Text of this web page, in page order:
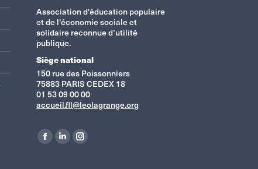
Association d'éducation populaire
et de l'économie sociale et
solidaire reconnue d’utilité
publique.
Siège national
150 rue des Poissonniers
75883 PARIS CEDEX 18
01 53 09 00 00
accueil.fll@leolagrange.org
Retrouvez-nous sur :
La
La
La